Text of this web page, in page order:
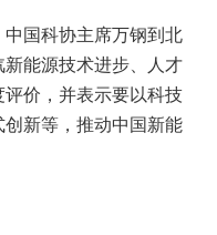
国科协主席万钢到北
能源技术进步、人才
价，并表示要以科技
新等，推动中国新能